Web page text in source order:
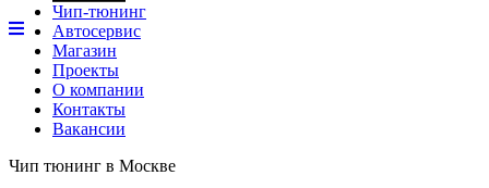
Чип-тюнинг
Автосервис
Магазин
Проекты
О компании
Контакты
Вакансии
Чип тюнинг в Москве